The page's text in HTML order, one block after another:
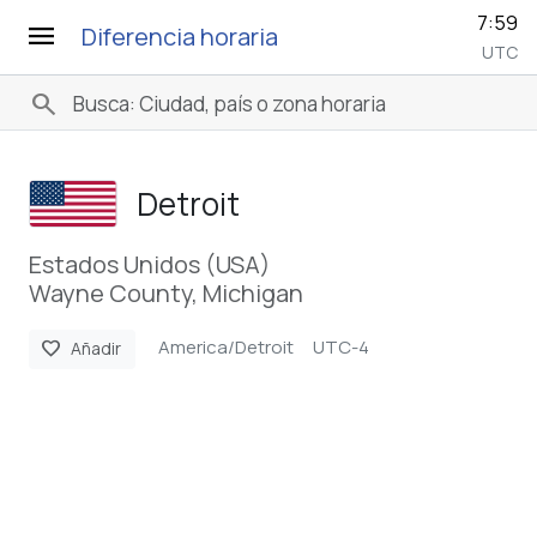
menu Diferencia horaria 7:59
UTC
search
Detroit
Estados Unidos (USA)
Wayne County, Michigan
favorite Añadir America/Detroit UTC-4